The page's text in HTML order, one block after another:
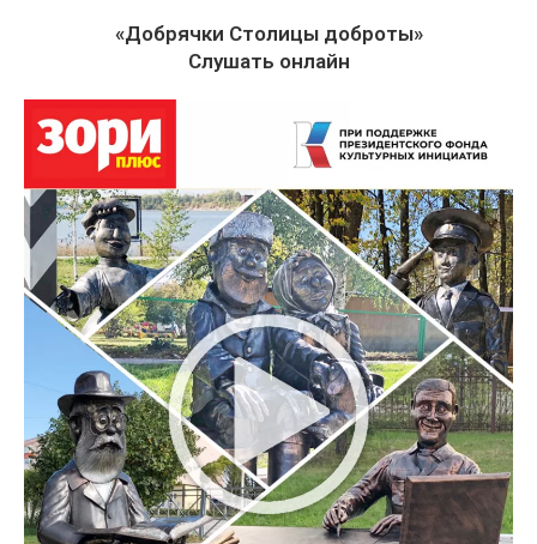
«Добрячки Столицы доброты»
Слушать онлайн